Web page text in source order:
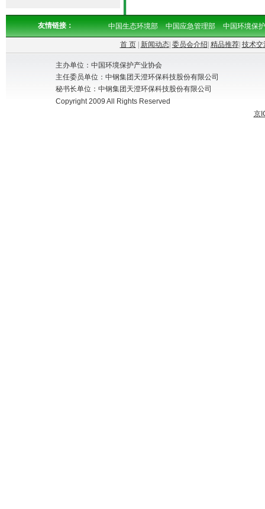
友情链接： 中国生态环境部 中国应急管理部 中国环境保
首 页| 新闻动态| 委员会介绍 精品推荐| 技术交
主办单位：中国环境保护产业协会
主任委员单位：中钢集团天澄环保科技股份有限公司
秘书长单位：中钢集团天澄环保科技股份有限公司
Copyright 2009 All Rights Reserved
京